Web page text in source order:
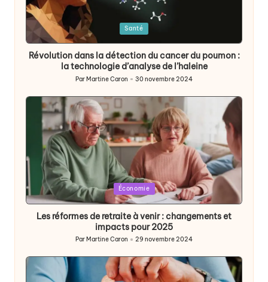
Posted
in
Santé
Révolution dans la détection du cancer du poumon :
la technologie d’analyse de l’haleine
Publié
ParMartine Caron 30 novembre 2024
Posted
in
Économie
Les réformes de retraite à venir : changements et
impacts pour 2025
Publié
par
ParMartine Caron 29 novembre 2024